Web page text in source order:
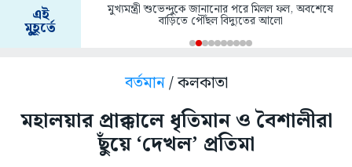
এই
মুহূর্তে
মুখ্যমন্ত্রী শুভেন্দুকে জানানোর পরে মিলল ফল, অবশেষে
বাড়িতে পৌঁছল বিদ্যুতের আলো
বর্তমান/ কলকাতা
মহালয়ার প্রাক্কালে ধৃতিমান ও বৈশালীরা
ছুঁয়ে ‘দেখল’ প্রতিমা